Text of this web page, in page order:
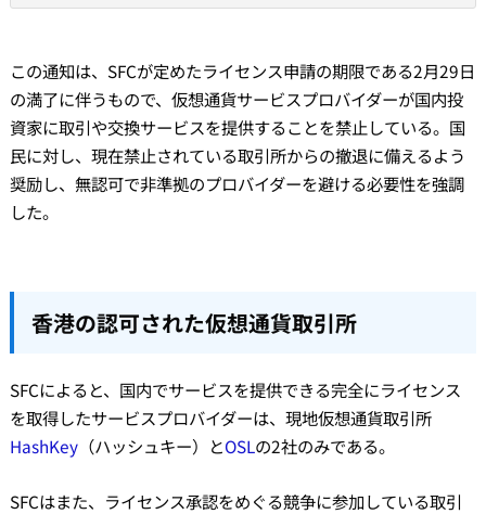
この通知は、SFCが定めたライセンス申請の期限である2月29日
の満了に伴うもので、仮想通貨サービスプロバイダーが国内投
資家に取引や交換サービスを提供することを禁止している。国
民に対し、現在禁止されている取引所からの撤退に備えるよう
奨励し、無認可で非準拠のプロバイダーを避ける必要性を強調
した。
香港の認可された仮想通貨取引所
SFCによると、国内でサービスを提供できる完全にライセンス
を取得したサービスプロバイダーは、現地仮想通貨取引所
HashKey（ハッシュキー）とOSLの2社のみである。
SFCはまた、ライセンス承認をめぐる競争に参加している取引